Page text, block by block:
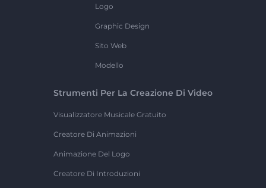
Logo
Graphic Design
Sito Web
Modello
Strumenti Per La Creazione Di Video
Visualizzatore Musicale Gratuito
Creatore Di Animazioni
Animazione Del Logo
Creatore Di Introduzioni